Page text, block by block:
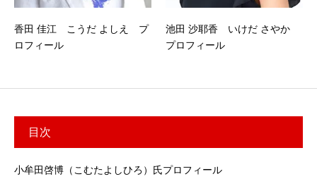
香田 佳江 こうだ よしえ プ
ロフィール
池田 沙耶香 いけだ さやか
プロフィール
目次
小牟田啓博（こむたよしひろ）氏プロフィール